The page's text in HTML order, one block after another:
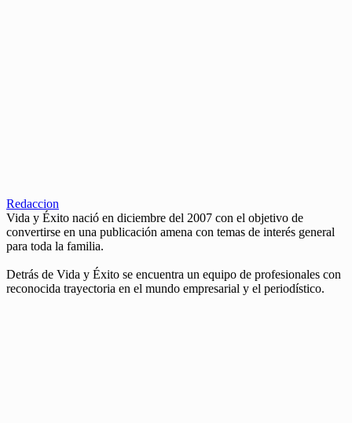
Redaccion
Vida y Éxito nació en diciembre del 2007 con el objetivo de
convertirse en una publicación amena con temas de interés general
para toda la familia.
Detrás de Vida y Éxito se encuentra un equipo de profesionales con
reconocida trayectoria en el mundo empresarial y el periodístico.